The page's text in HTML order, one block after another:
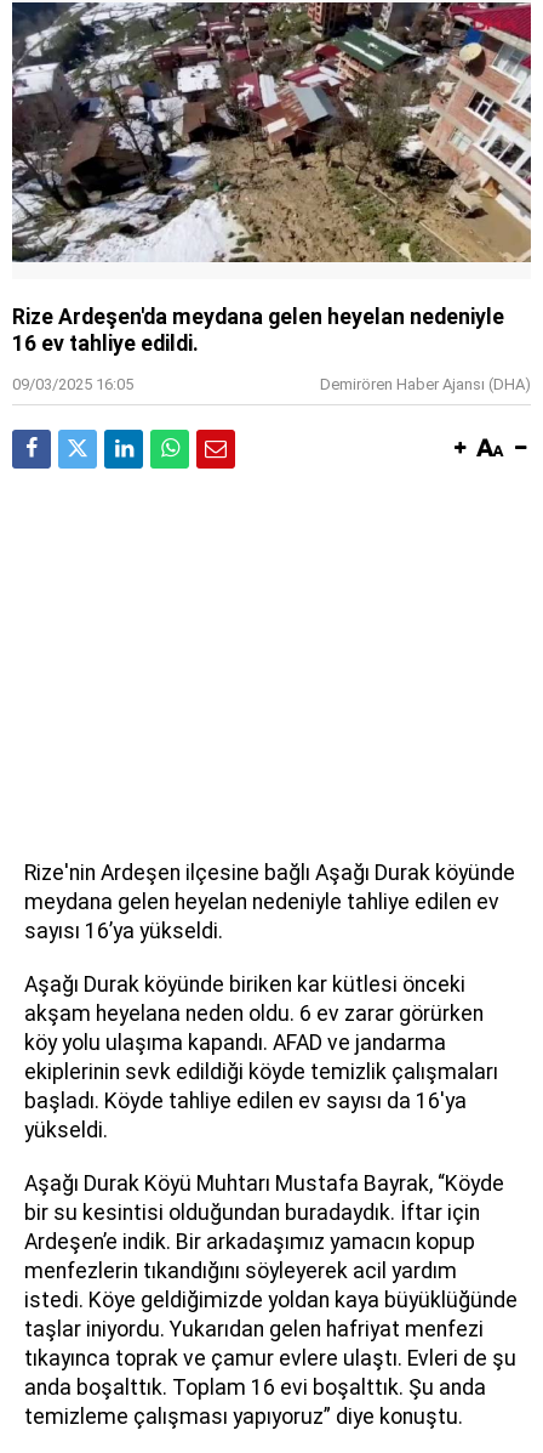
Rize Ardeşen'da meydana gelen heyelan nedeniyle
16 ev tahliye edildi.
09/03/2025 16:05 Demirören Haber Ajansı (DHA)
Rize'nin Ardeşen ilçesine bağlı Aşağı Durak köyünde
meydana gelen heyelan nedeniyle tahliye edilen ev
sayısı 16’ya yükseldi.
Aşağı Durak köyünde biriken kar kütlesi önceki
akşam heyelana neden oldu. 6 ev zarar görürken
köy yolu ulaşıma kapandı. AFAD ve jandarma
ekiplerinin sevk edildiği köyde temizlik çalışmaları
başladı. Köyde tahliye edilen ev sayısı da 16'ya
yükseldi.
Aşağı Durak Köyü Muhtarı Mustafa Bayrak, “Köyde
bir su kesintisi olduğundan buradaydık. İftar için
Ardeşen’e indik. Bir arkadaşımız yamacın kopup
menfezlerin tıkandığını söyleyerek acil yardım
istedi. Köye geldiğimizde yoldan kaya büyüklüğünde
taşlar iniyordu. Yukarıdan gelen hafriyat menfezi
tıkayınca toprak ve çamur evlere ulaştı. Evleri de şu
anda boşalttık. Toplam 16 evi boşalttık. Şu anda
temizleme çalışması yapıyoruz” diye konuştu.